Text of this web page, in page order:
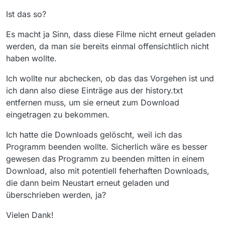
Ist das so?
Es macht ja Sinn, dass diese Filme nicht erneut geladen
werden, da man sie bereits einmal offensichtlich nicht
haben wollte.
Ich wollte nur abchecken, ob das das Vorgehen ist und
ich dann also diese Einträge aus der history.txt
entfernen muss, um sie erneut zum Download
eingetragen zu bekommen.
Ich hatte die Downloads gelöscht, weil ich das
Programm beenden wollte. Sicherlich wäre es besser
gewesen das Programm zu beenden mitten in einem
Download, also mit potentiell feherhaften Downloads,
die dann beim Neustart erneut geladen und
überschrieben werden, ja?
Vielen Dank!